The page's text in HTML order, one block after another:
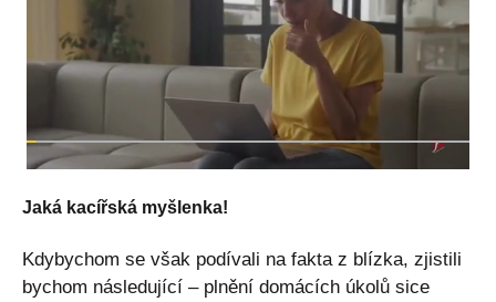
Jaká kacířská myšlenka!
Kdybychom se však podívali na fakta z blízka, zjistili
bychom následující – plnění domácích úkolů sice